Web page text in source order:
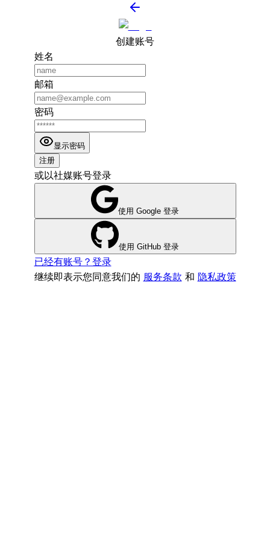
创建账号
姓名
邮箱
密码
显示密码
注册
或以社媒账号登录
使用 Google 登录
使用 GitHub 登录
已经有账号？登录
继续即表示您同意我们的 服务条款 和 隐私政策